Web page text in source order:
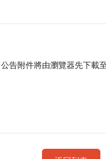
告附件將由瀏覽器先下載